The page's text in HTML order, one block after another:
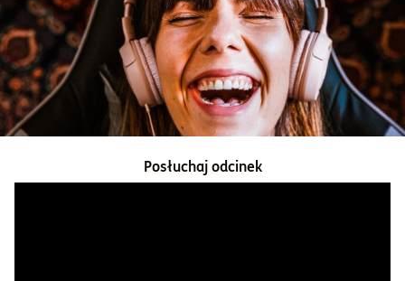
Centrum pomocy
Informacje i dokumenty
O nas
Posłuchaj odcinek